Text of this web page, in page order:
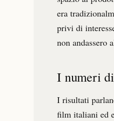
era
privi di
non andassero
I numeri
I risultati
film italiani ed